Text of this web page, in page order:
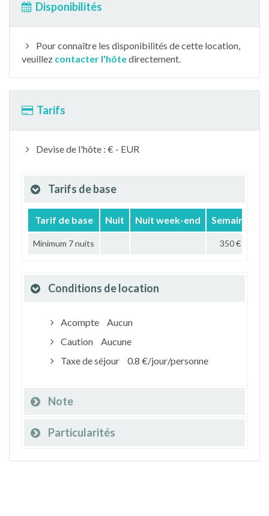
Disponibilités
Pour connaître les disponibilités de cette location,
veuillez contacter l'hôtedirectement.
Tarifs
Devise de l'hôte : € - EUR
Tarifs de base
Tarif de base Nuit Nuit week-end Semaine
Minimum 7 nuits 350 €
Conditions de location
Acompte
Aucun
Caution
Aucune
Taxe de séjour
0.8 €/jour/personne
Note
Particularités